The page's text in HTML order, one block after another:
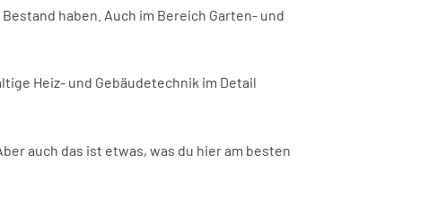
haben. Auch im Bereich Garten- und
Heiz- und Gebäudetechnik im Detail
auch das ist etwas, was du hier am besten